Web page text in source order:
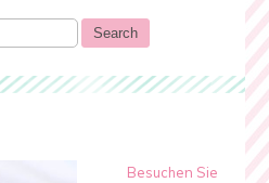
Besuchen Sie